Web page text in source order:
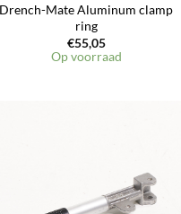
Drench-Mate Aluminum clamp
ring
€55,05
Op voorraad
verlanglijst